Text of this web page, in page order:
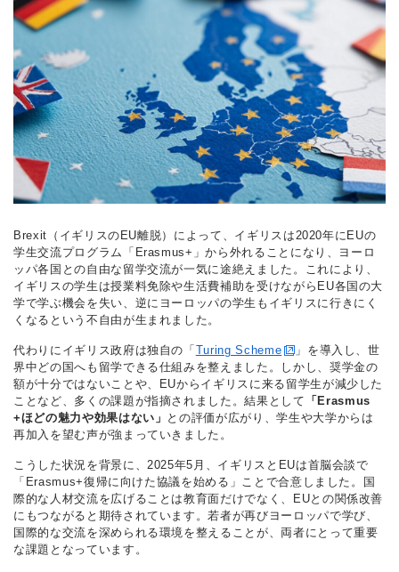
Brexit（イギリスのEU離脱）によって、イギリスは2020年にEUの
学生交流プログラム「Erasmus+」から外れることになり、ヨーロ
ッパ各国との自由な留学交流が一気に途絶えました。これにより、
イギリスの学生は授業料免除や生活費補助を受けながらEU各国の大
学で学ぶ機会を失い、逆にヨーロッパの学生もイギリスに行きにく
くなるという不自由が生まれました。
代わりにイギリス政府は独自の「Turing Scheme
」を導入し、世
界中どの国へも留学できる仕組みを整えました。しかし、奨学金の
額が十分ではないことや、EUからイギリスに来る留学生が減少した
ことなど、多くの課題が指摘されました。結果として 「Erasmus
+ほどの魅力や効果はない」 との評価が広がり、学生や大学からは
再加入を望む声が強まっていきました。
こうした状況を背景に、2025年5月、イギリスとEUは首脳会談で
「Erasmus+復帰に向けた協議を始める」ことで合意しました。国
際的な人材交流を広げることは教育面だけでなく、EUとの関係改善
にもつながると期待されています。若者が再びヨーロッパで学び、
国際的な交流を深められる環境を整えることが、両者にとって重要
な課題となっています。